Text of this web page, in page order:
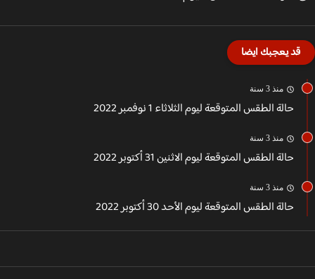
قد يعجبك ايضا
منذ 3 سنة
حالة الطقس المتوقعة ليوم الثلاثاء 1 نوفمبر 2022
منذ 3 سنة
حالة الطقس المتوقعة ليوم الاثنين 31 أكتوبر 2022
منذ 3 سنة
حالة الطقس المتوقعة ليوم الأحد 30 أكتوبر 2022